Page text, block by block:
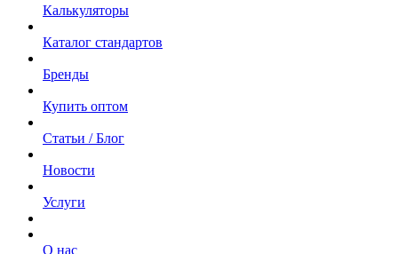
Калькуляторы
Каталог стандартов
Бренды
Купить оптом
Статьи / Блог
Новости
Услуги
О нас